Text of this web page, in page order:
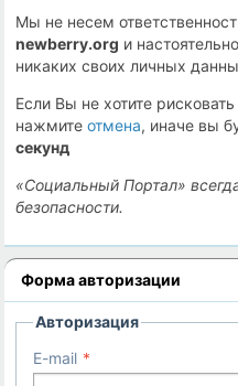
Мы не несем
newberry.org и
никаких своих личных
Если Вы не хотите
нажмитеотмена, иначе вы
секунд
«Социальный Портал»
безопасности.
Форма авторизации
Авторизация
E-mail